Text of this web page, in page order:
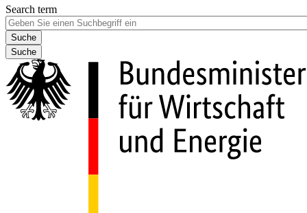
Search term
Suche